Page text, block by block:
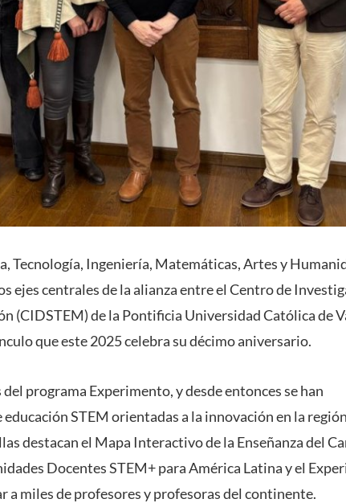
Tecnología, Ingeniería, Matemáticas, Artes y
ejes centrales de la alianza entre el Centro de
(CIDSTEM) de la Pontificia Universidad Católica de
que este 2025 celebra su décimo aniversario.
programa Experimento, y desde entonces se han
STEM orientadas a la innovación en la
destacan el Mapa Interactivo de la Enseñanza del
Docentes STEM+ para América Latina y el
a miles de profesores y profesoras del continente.